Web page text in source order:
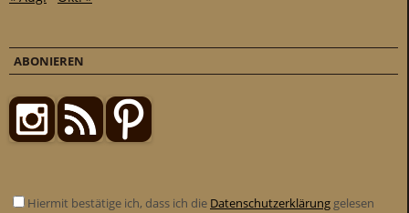
ABONIEREN
Hiermit bestätige ich, dass ich die Datenschutzerklärung gelesen